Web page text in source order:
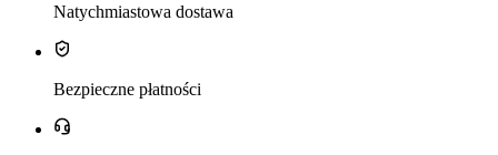
Natychmiastowa dostawa
Bezpieczne płatności